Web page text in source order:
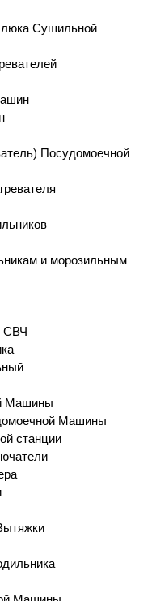
люка Сушильной
Посудомоечной
и морозильным
СВЧ
Машины
Машины
станции